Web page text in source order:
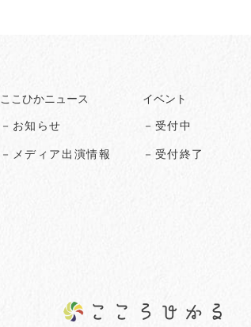
ここひかニュース
－お知らせ
－メディア出演情報
イベント
－受付中
－受付終了